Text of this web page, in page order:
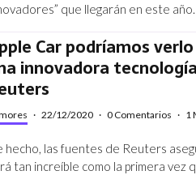
que llegarán en este año.
Car podríamos
innovadora
· 22/12/2020 · 0 Comentarios · 1
hecho, las fuentes de Reuters
tan increíble como la primera vez